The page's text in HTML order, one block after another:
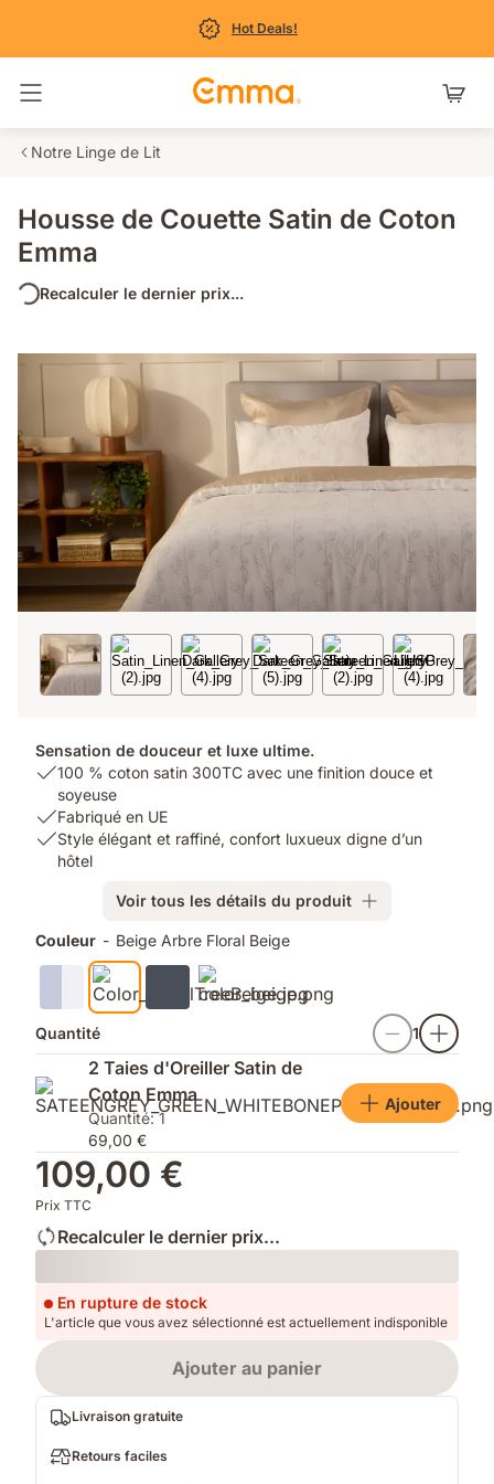
Hot Deals!
Basculer la navigation
Notre Linge de Lit
Housse de Couette Satin de Coton
Emma
Recalculer le dernier prix...
Sensation de douceur et luxe ultime.
USP
100
%
coton
une
finition
et
soyeuse
100 % coton satin 300TC avec une finition douce et
soyeuse
USP
2:
Fabriqué
Fabriqué en UE
USP
raffiné,
confort
digne
d’un
hôtel
Style élégant et raffiné, confort luxueux digne d’un
hôtel
Voir tous les détails du produit
Produits
supplémentaires
Couleur - Beige Arbre Floral Beige
Quantité 1
2 Taies d'Oreiller Satin de
Coton Emma
Quantité: 1
69,00 €
Ajouter
109,00 €
Prix TTC
Recalculer le dernier prix...
Loading
En rupture de stock
L'article que vous avez sélectionné est actuellement indisponible
Ajouter au panier
Livraison gratuite
Retours faciles